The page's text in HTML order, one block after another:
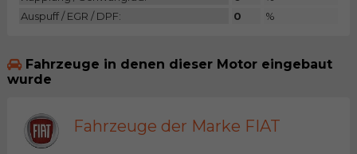
Auspuff / EGR / DPF:
0 %
Fahrzeuge in denen dieser Motor eingebaut
wurde
Fahrzeuge der Marke FIAT